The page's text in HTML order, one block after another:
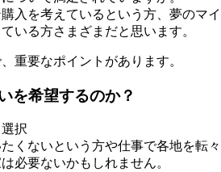
入を考えているという方、夢のマイ
いる方さまざまだと思います。
重要なポイントがあります。
を希望するのか？
択
くないという方や仕事で各地を転々
必要ないかもしれません。